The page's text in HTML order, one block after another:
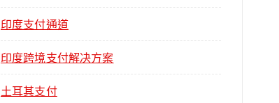
印度支付通道
印度跨境支付解决方案
土耳其支付